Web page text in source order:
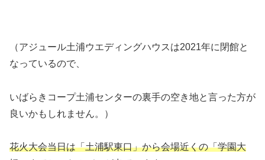
（アジュール土浦ウエディングハウスは2021年に閉館と
なっているので、
いばらきコープ土浦センターの裏手の空き地と言った方が
良いかもしれません。）
花火大会当日は「土浦駅東口」から会場近くの「学園大